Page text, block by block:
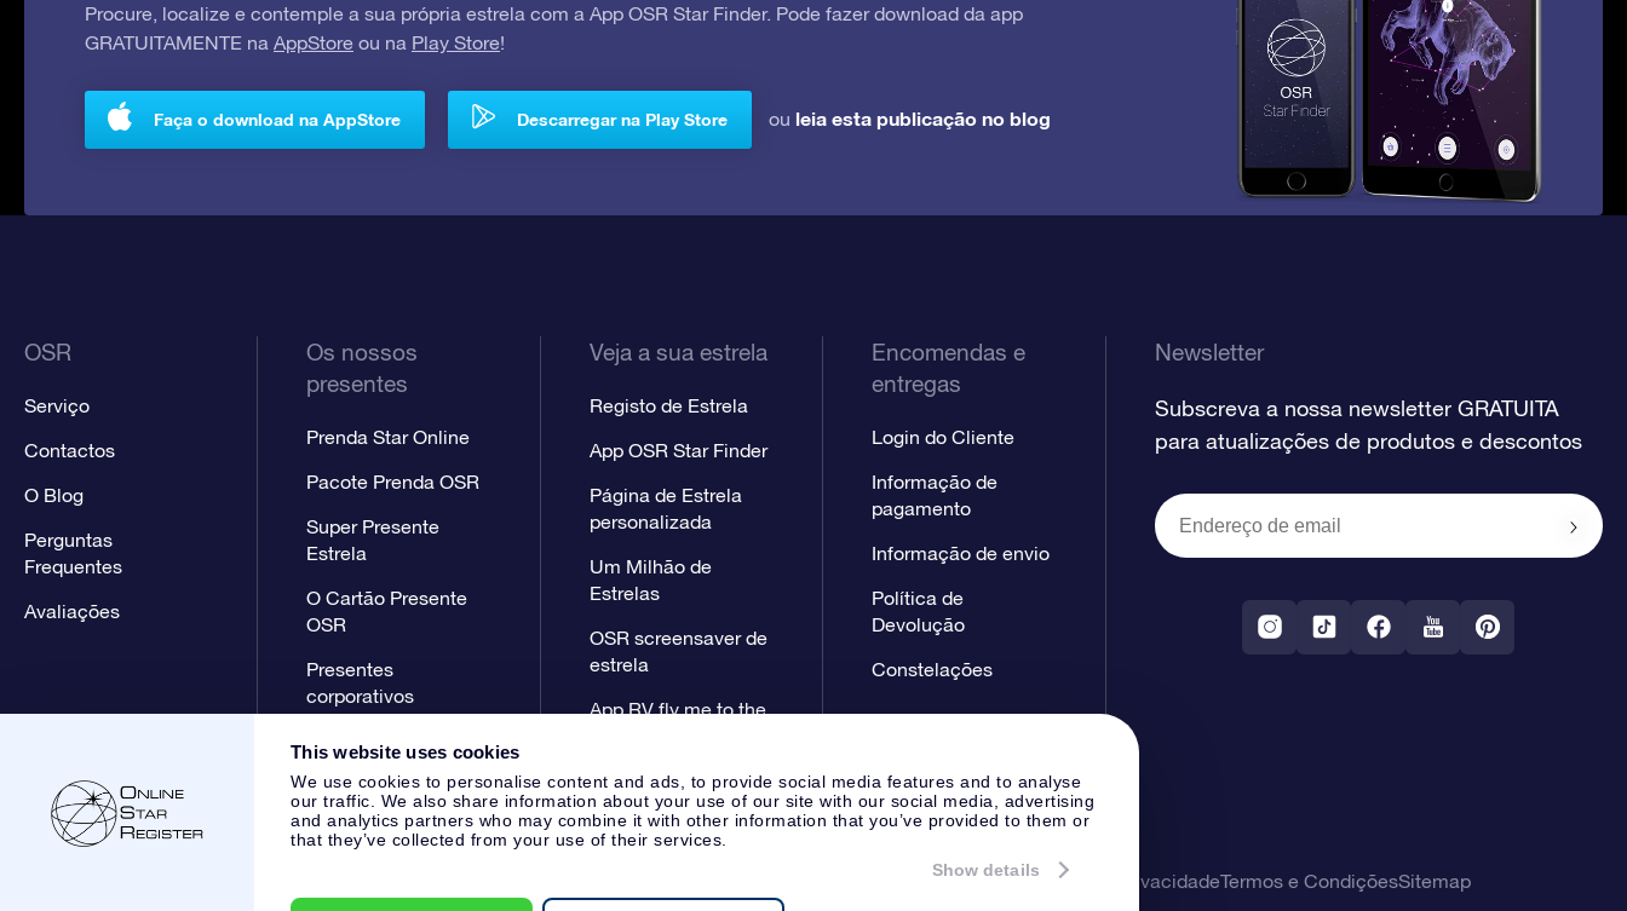
This website uses cookies
We use cookies to personalise content and ads, to provide social media features and to analyse
our traffic. We also share information about your use of our site with our social media, advertising
and analytics partners who may combine it with other information that you’ve provided to them or
that they’ve collected from your use of their services.
Show details
Procure, localize e contemple a sua própria estrela com a App OSR Star Finder. Pode fazer download da app
GRATUITAMENTE na AppStore ou na Play Store!
Faça o download na AppStore Descarregar na Play Store ou leia esta publicação no blog
OSR
Serviço
Contactos
O Blog
Perguntas
Frequentes
Avaliações
Os nossos
presentes
Prenda Star Online
Pacote Prenda OSR
Super Presente
Estrela
O Cartão Presente
OSR
Presentes
corporativos
Veja a sua estrela
Registo de Estrela
App OSR Star Finder
Página de Estrela
personalizada
Um Milhão de
Estrelas
OSR screensaver de
estrela
App RV fly me to the
Encomendas e
entregas
Login do Cliente
Informação de
pagamento
Informação de envio
Política de
Devolução
Constelações
Newsletter
Subscreva a nossa newsletter GRATUITA
para atualizações de produtos e descontos
Página de ImprensaDeclaração de privacidadeTermos e CondiçõesSitemap